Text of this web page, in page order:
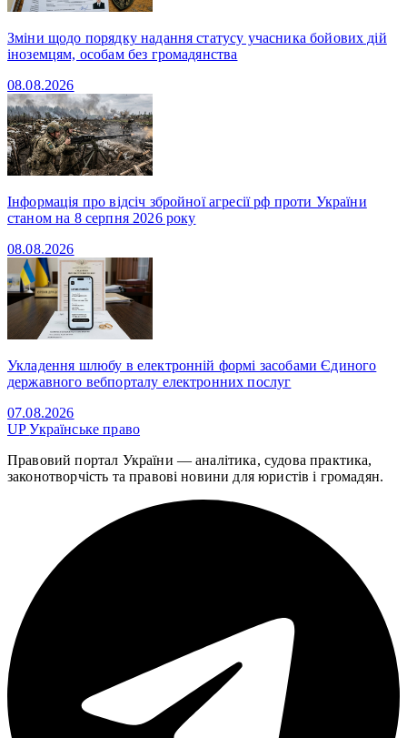
Зміни щодо порядку надання статусу учасника бойових дій
іноземцям, особам без громадянства
08.08.2026
Інформація про відсіч збройної агресії рф проти України
станом на 8 серпня 2026 року
08.08.2026
Укладення шлюбу в електронній формі засобами Єдиного
державного вебпорталу електронних послуг
07.08.2026
UPУкраїнське право
Правовий портал України — аналітика, судова практика,
законотворчість та правові новини для юристів і громадян.